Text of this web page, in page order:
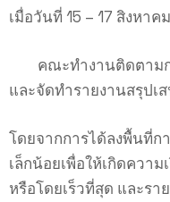
เมื่อวันที่ 15 – 17 สิงหาค
คณะทำงานติดตามกา
และจัดทำรายงานสรุปเ
โดยจากการได้ลงพื้นที่ก
เล็กน้อยเพื่อให้เกิดควา
หรือโดยเร็วที่สุด และร